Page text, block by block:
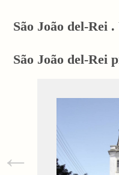
São João del-Rei
São João del-Rei
←